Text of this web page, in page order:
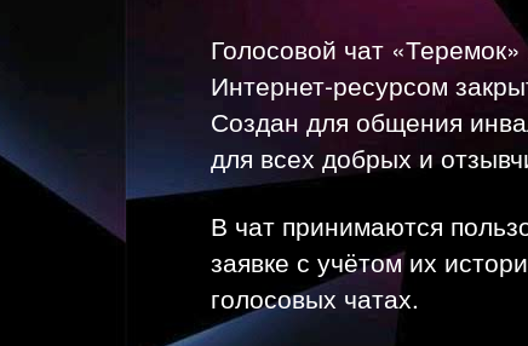
Голосовой чат
Интернет-ресурсом
Создан для общения
для всех добрых и
В чат принимаются
заявке с учётом их
голосовых чатах.